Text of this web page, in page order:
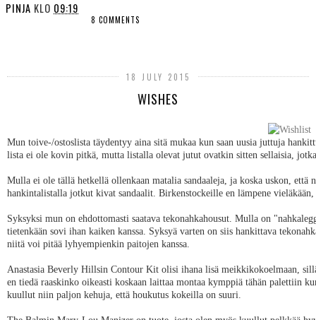
PINJA KLO 09:19
8 COMMENTS
18 JULY 2015
WISHES
Mun toive-/ostoslista täydentyy aina sitä mukaa kun saan uusia juttuja
lista ei ole kovin pitkä, mutta listalla olevat jutut ovatkin sitten sellaisia,
Mulla ei ole tällä hetkellä ollenkaan matalia sandaaleja, ja koska uskon, että
hankintalistalla jotkut kivat sandaalit. Birkenstockeille en lämpene
Syksyksi mun on ehdottomasti saatava tekonahkahousut. Mulla on
tietenkään sovi ihan kaiken kanssa. Syksyä varten on siis hankittava
niitä voi pitää lyhyempienkin paitojen kanssa.
Anastasia Beverly Hillsin Contour Kit olisi ihana lisä meikkikokoelmaan,
en tiedä raaskinko oikeasti koskaan laittaa montaa kymppiä tähän palettiin
kuullut niin paljon kehuja, että houkutus kokeilla on suuri.